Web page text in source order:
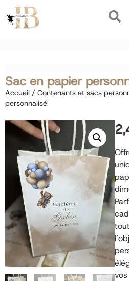
Sac en papier
Accueil / Contenants et sacs
personnalisé